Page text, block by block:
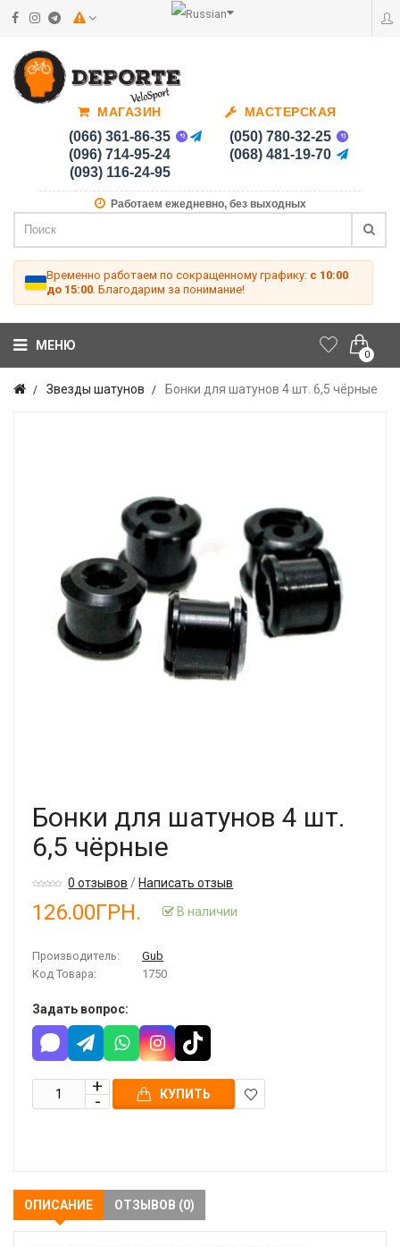
МАГАЗИН
(066) 361-86-35
(096) 714-95-24
(093) 116-24-95
МАСТЕРСКАЯ
(050) 780-32-25
(068) 481-19-70
Работаем ежедневно, без выходных
Временно работаем по сокращенному графику: с 10:00
до 15:00 . Благодарим за понимание!
0
МЕНЮ
Звезды шатунов Бонки для шатунов 4 шт. 6,5 чёрные
Бонки для шатунов 4 шт.
6,5 чёрные
0 отзывов /Написать отзыв
126.00ГРН. В наличии
Производитель:
Gub
Код Товара:
1750
Задать вопрос:
КУПИТЬ
ОПИСАНИЕ ОТЗЫВОВ (0)